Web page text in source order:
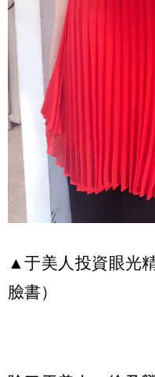
▲于美人投資眼光
臉書）